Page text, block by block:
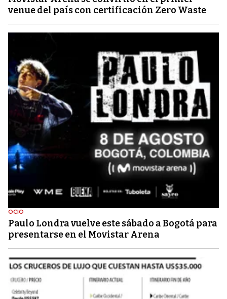
venue del país con certificación Zero Waste
OCIO
Paulo Londra vuelve este sábado a Bogotá para
presentarse en el Movistar Arena